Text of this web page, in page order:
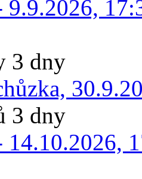
3 dny
3 dny